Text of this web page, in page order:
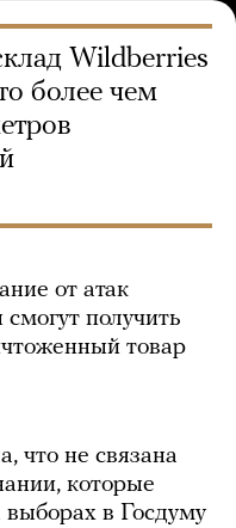
Wildberries
более чем
от атак
получить
товар
что не связана
которые
в Госдуму